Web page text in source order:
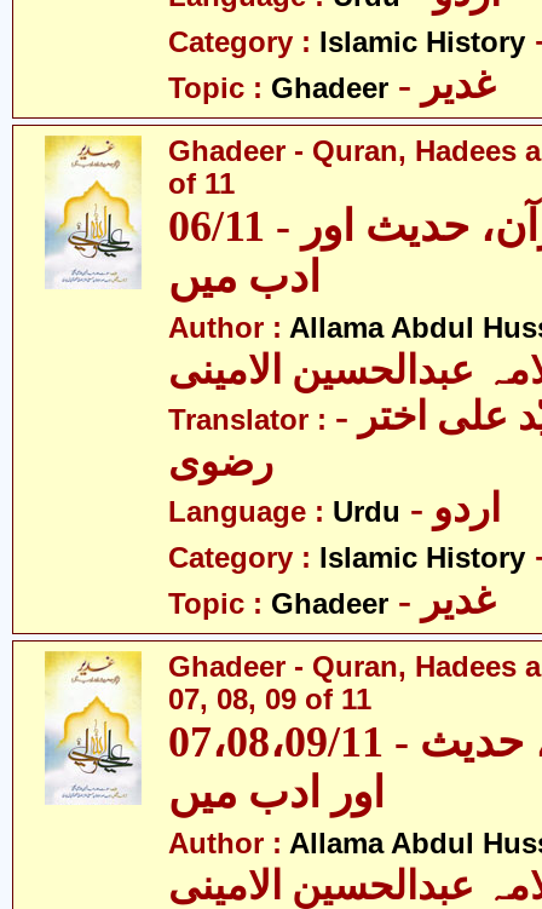
Category : Islamic History
Topic : Ghadeer - غدیر
Ghadeer - Quran, Hadees
of 11
06/11 - غدیر - قرآن، حدیث اور
ادب میں
Author : Allama Abdul
عبدالحسین الامینی
Translator : - مولانا سیّد علی اختر
رضوی
Language : Urdu - اردو
Category : Islamic History
Topic : Ghadeer - غدیر
Ghadeer - Quran, Hadees
07, 08, 09 of 11
07،08،09/11 - غدیر - قرآن، حدیث
اور ادب میں
Author : Allama Abdul
عبدالحسین الامینی